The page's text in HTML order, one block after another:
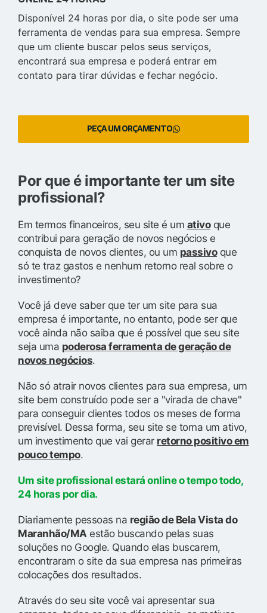
Disponível 24 horas por dia, o site pode ser uma
ferramenta de vendas para sua empresa. Sempre
que um cliente buscar pelos seus serviços,
encontrará sua empresa e poderá entrar em
contato para tirar dúvidas e fechar negócio.
PEÇA UM ORÇAMENTO
Por que é importante ter um site
profissional?
Em termos financeiros, seu site é um ativoque
contribui para geração de novos negócios e
conquista de novos clientes, ou um passivoque
só te traz gastos e nenhum retorno real sobre o
investimento?
Você já deve saber que ter um site para sua
empresa é importante, no entanto, pode ser que
você ainda não saiba que é possível que seu site
seja uma poderosa ferramenta de geração de
novos negócios.
Não só atrair novos clientes para sua empresa, um
site bem construído pode ser a "virada de chave"
para conseguir clientes todos os meses de forma
previsível. Dessa forma, seu site se torna um ativo,
um investimento que vai gerar retorno positivo em
pouco tempo.
Um site profissional estará online o tempo todo,
24 horas por dia.
Diariamente pessoas na região de Bela Vista do
Maranhão/MA estão buscando pelas suas
soluções no Google. Quando elas buscarem,
encontraram o site da sua empresa nas primeiras
colocações dos resultados.
Através do seu site você vai apresentar sua